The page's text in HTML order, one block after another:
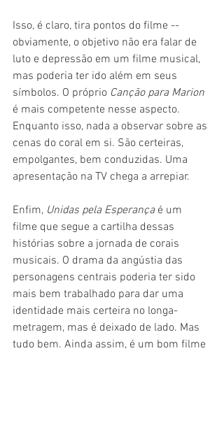
Isso, é claro, tira pontos do filme --
obviamente, o objetivo não era falar de
luto e depressão em um filme musical,
mas poderia ter ido além em seus
símbolos. O próprio Canção para Marion
é mais competente nesse aspecto.
Enquanto isso, nada a observar sobre as
cenas do coral em si. São certeiras,
empolgantes, bem conduzidas. Uma
apresentação na TV chega a arrepiar.
Enfim, Unidas pela Esperança é um
filme que segue a cartilha dessas
histórias sobre a jornada de corais
musicais. O drama da angústia das
personagens centrais poderia ter sido
mais bem trabalhado para dar uma
identidade mais certeira no longa-
metragem, mas é deixado de lado. Mas
tudo bem. Ainda assim, é um bom filme